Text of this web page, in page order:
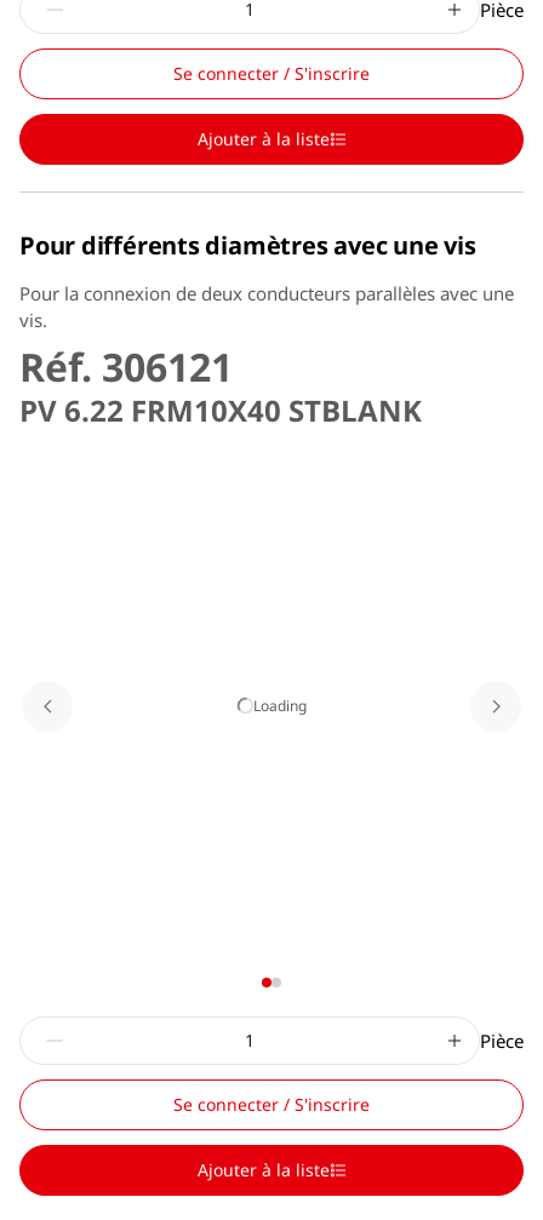
Pièce
Se connecter / S'inscrire
Ajouter à la liste
Pour différents diamètres avec une vis
Pour la connexion de deux conducteurs parallèles avec une
vis.
Réf. 306121
PV 6.22 FRM10X40 STBLANK
Loading
Pièce
Se connecter / S'inscrire
Ajouter à la liste